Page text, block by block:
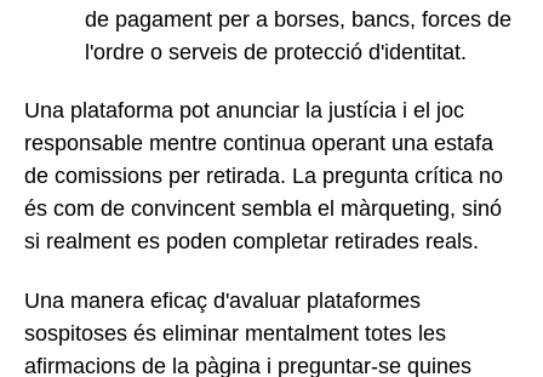
de pagament per a borses, bancs, forces de
l'ordre o serveis de protecció d'identitat.
Una plataforma pot anunciar la justícia i el joc
responsable mentre continua operant una estafa
de comissions per retirada. La pregunta crítica no
és com de convincent sembla el màrqueting, sinó
si realment es poden completar retirades reals.
Una manera eficaç d'avaluar plataformes
sospitoses és eliminar mentalment totes les
afirmacions de la pàgina i preguntar-se quines